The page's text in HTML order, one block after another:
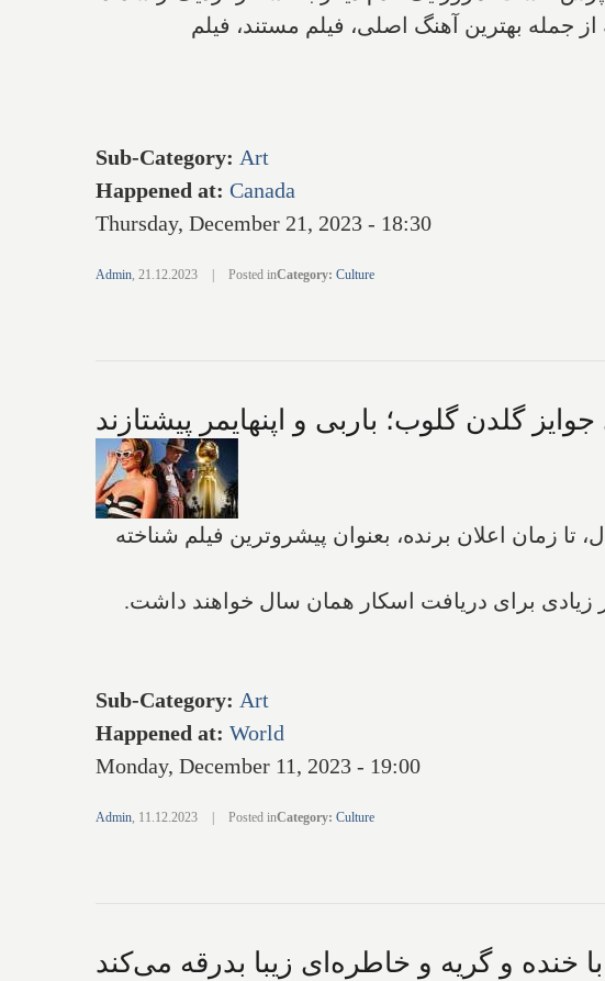
و هنرهای تصاویر متحرک" امروز پنجشنبه فهرست کوتاهی را در ۱۰ دسته از جمله بهترین آهنگ اصلی، فیلم مستند، فیلم
Sub-Category: Art
Happened at: Canada
Thursday, December 21, 2023 - 18:30
Admin, 21.12.2023 Posted inCategory: Culture
گلدن گلوب؛ باربی و اپنهایمر پیشتازند
گلدن گلوب امسال، تا زمان اعلان برنده، بعنوان پیشروترین فیلم شناخته
زیادی برای دریافت اسکار همان سال خواهند داشت.
Sub-Category: Art
Happened at: World
Monday, December 11, 2023 - 19:00
Admin, 11.12.2023 Posted inCategory: Culture
خنده و گریه و خاطره‌ای زیبا بدرقه می‌کند